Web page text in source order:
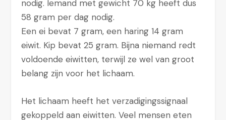
nodig. Iemand met gewicht 70 kg heeft dus
58 gram per dag nodig.
Een ei bevat 7 gram, een haring 14 gram
eiwit. Kip bevat 25 gram. Bijna niemand redt
voldoende eiwitten, terwijl ze wel van groot
belang zijn voor het lichaam.
Het lichaam heeft het verzadigingssignaal
gekoppeld aan eiwitten. Veel mensen eten